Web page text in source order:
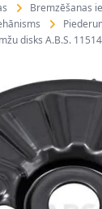
Bremzēšanas
disks A.B.S. 11514